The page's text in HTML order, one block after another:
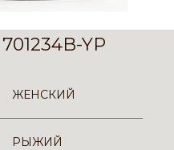
YP
ЖЕНСКИЙ
РЫЖИЙ